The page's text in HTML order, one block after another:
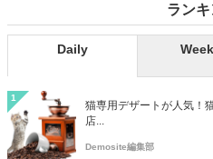
ラン
Daily
1
猫専用デザートが人気！
店...
Demosite編集部